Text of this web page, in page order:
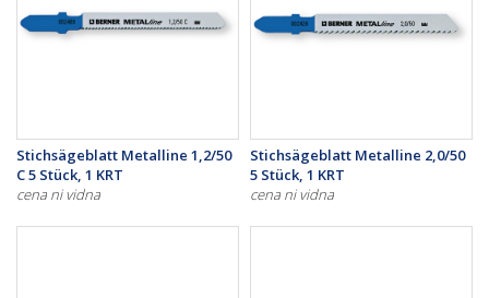
Stichsägeblatt Metalline 1,2/50
C 5 Stück, 1 KRT
cena ni vidna
Stichsägeblatt Metalline 2,0/50
5 Stück, 1 KRT
cena ni vidna